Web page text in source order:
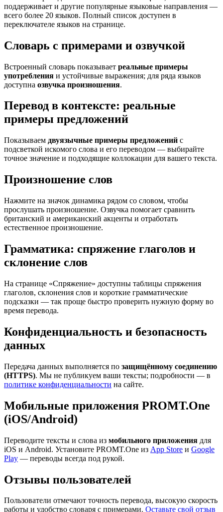
поддерживает и другие популярные языковые направления —
всего более 20 языков. Полный список доступен в
переключателе языков на странице.
Словарь с примерами и озвучкой
Встроенный словарь показывает реальные примеры
употребления и устойчивые выражения; для ряда языков
доступна озвучка произношения.
Перевод в контексте: реальные
примеры предложений
Показываем двуязычные примеры предложений с
подсветкой искомого слова и его переводом — выбирайте
точное значение и подходящие коллокации для вашего текста.
Произношение слов
Нажмите на значок динамика рядом со словом, чтобы
прослушать произношение. Озвучка помогает сравнить
британский и американский акценты и отработать
естественное произношение.
Грамматика: спряжение глаголов и
склонение слов
На странице «Спряжение» доступны таблицы спряжения
глаголов, склонения слов и короткие грамматические
подсказки — так проще быстро проверить нужную форму во
время перевода.
Конфиденциальность и безопасность
данных
Передача данных выполняется по защищённому соединению
(HTTPS). Мы не публикуем ваши тексты; подробности — в
политике конфиденциальности на сайте.
Мобильные приложения PROMT.One
(iOS/Android)
Переводите тексты и слова из мобильного приложения для
iOS и Android. Установите PROMT.One из App Store и Google
Play — переводы всегда под рукой.
Отзывы пользователей
Пользователи отмечают точность перевода, высокую скорость
работы и удобство словаря с примерами. Оставьте свой отзыв